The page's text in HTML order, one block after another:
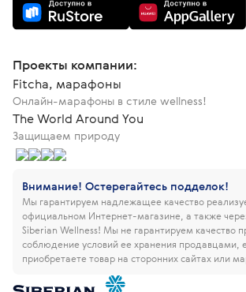
Проекты компании:
Fitcha, марафоны
Онлайн-марафоны в стиле wellness!
The World Around You
Защищаем природу
Внимание! Остерегайтесь подделок!
Мы гарантируем надлежащее качество
официальном Интернет-магазине, а также
Siberian Wellness! Мы не гарантируем качество
соблюдение условий ее хранения продавцами,
приобретаете товар на сторонних сайтах или